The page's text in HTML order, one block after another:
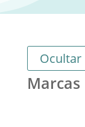
Ocultar
Marcas